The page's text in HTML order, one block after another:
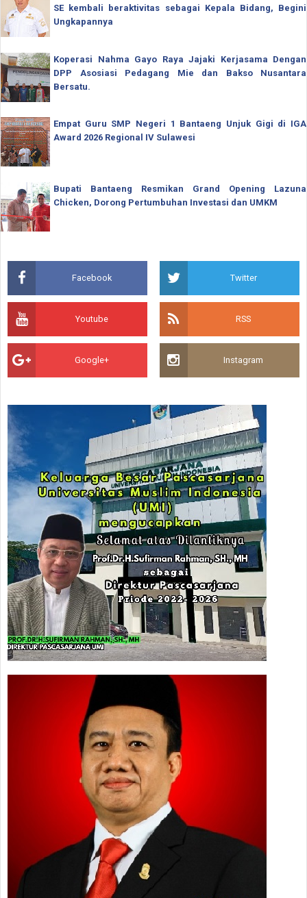
SE kembali beraktivitas sebagai Kepala Bidang, Begini
Ungkapannya
Koperasi Nahma Gayo Raya Jajaki Kerjasama Dengan
DPP Asosiasi Pedagang Mie dan Bakso Nusantara
Bersatu.
Empat Guru SMP Negeri 1 Bantaeng Unjuk Gigi di IGA
Award 2026 Regional IV Sulawesi
Bupati Bantaeng Resmikan Grand Opening Lazuna
Chicken, Dorong Pertumbuhan Investasi dan UMKM
Facebook Twitter
Youtube RSS
Google+ Instagram